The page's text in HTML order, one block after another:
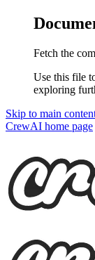
Fetch the
Use this file
exploring
Skip to main
CrewAI home page